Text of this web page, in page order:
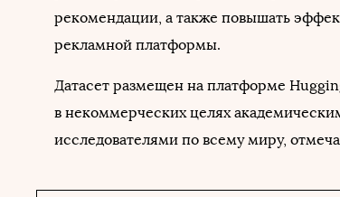
рекомендации, а также повышать
рекламной платформы.
Датасет размещен на платформе
в некоммерческих целях
исследователями по всему миру,